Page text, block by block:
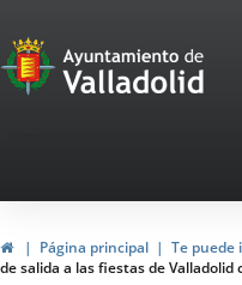
Portal
de
navegación
InicioPágina principal Te puede
de salida a las fiestas de Valladolid